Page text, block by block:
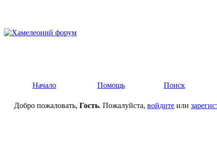
Начало Помощь Поиск
Добро пожаловать, Гость. Пожалуйста, войдите или